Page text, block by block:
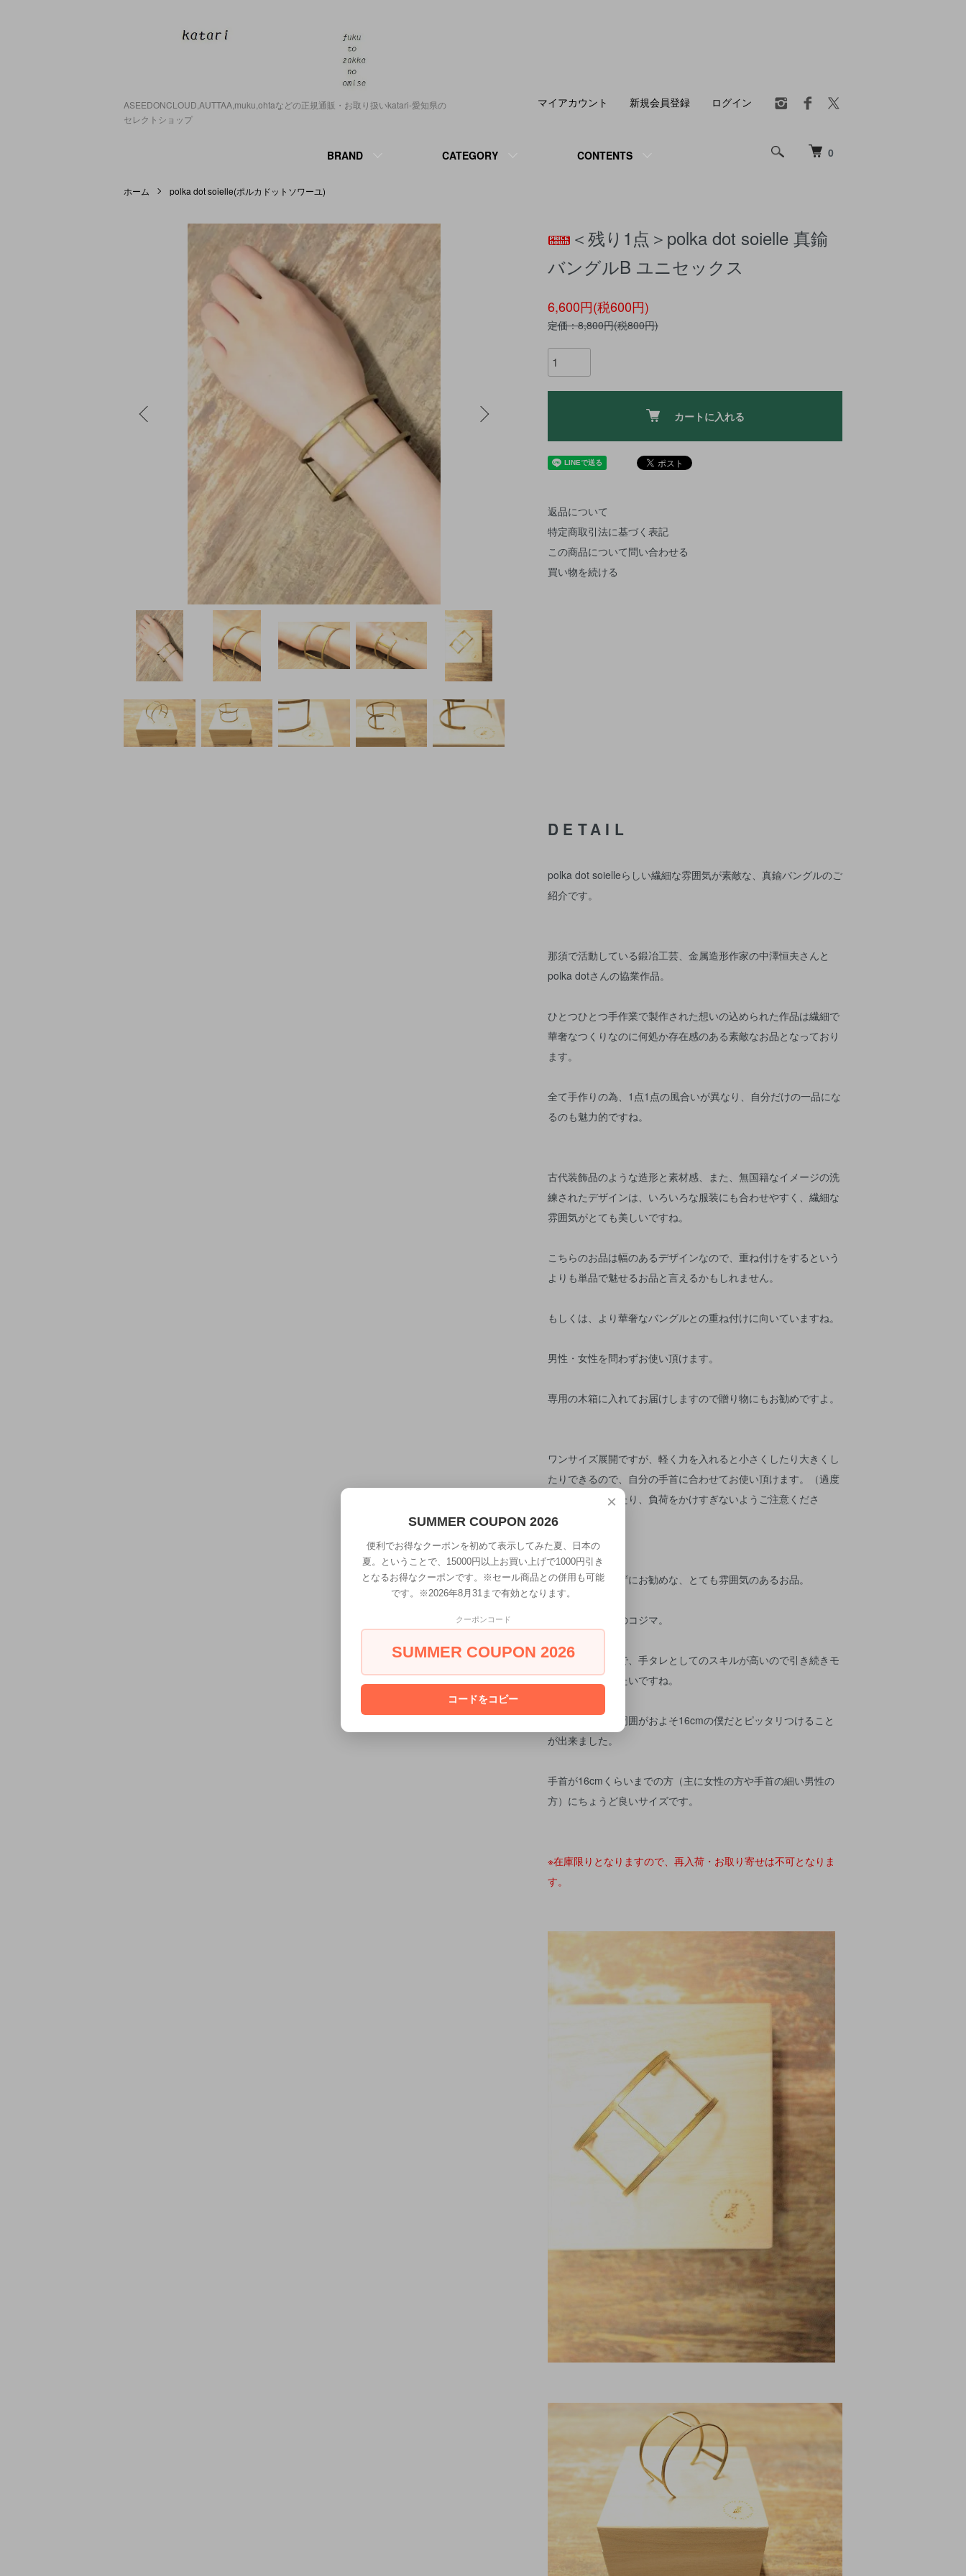
ASEEDONCLOUD,AUTTAA,muku,ohtaなどの正規通販・お取り扱いkatari-愛知県の
セレクトショップ
0
BRAND CATEGORY CONTENTS
マイアカウント 新規会員登録 ログイン
ホーム polka dot soielle(ポルカドットソワーユ)
＜残り1点＞polka dot soielle 真鍮
バングルB ユニセックス
6,600円(税600円)
定価：8,800円(税800円)
カートに入れる
返品について
特定商取引法に基づく表記
この商品について問い合わせる
買い物を続ける
DETAIL
polka dot soielleらしい繊細な雰囲気が素敵な、真鍮バングルのご
紹介です。
那須で活動している鍛冶工芸、金属造形作家の中澤恒夫さんと
polka dotさんの協業作品。
ひとつひとつ手作業で製作された想いの込められた作品は繊細で
華奢なつくりなのに何処か存在感のある素敵なお品となっており
ます。
全て手作りの為、1点1点の風合いが異なり、自分だけの一品にな
るのも魅力的ですね。
古代装飾品のような造形と素材感、また、無国籍なイメージの洗
練されたデザインは、いろいろな服装にも合わせやすく、繊細な
雰囲気がとても美しいですね。
こちらのお品は幅のあるデザインなので、重ね付けをするという
よりも単品で魅せるお品と言えるかもしれません。
もしくは、より華奢なバングルとの重ね付けに向いていますね。
男性・女性を問わずお使い頂けます。
専用の木箱に入れてお届けしますので贈り物にもお勧めですよ。
ワンサイズ展開ですが、軽く力を入れると小さくしたり大きくし
たりできるので、自分の手首に合わせてお使い頂けます。（過度
に力をいれすぎたり、負荷をかけすぎないようご注意くださ
い。）
男性女性を問わずにお勧めな、とても雰囲気のあるお品。
着用画像は友人のコジマ。
とても綺麗な手で、手タレとしてのスキルが高いので引き続きモ
デルをお願いしたいですね。
ちなみに手首の周囲がおよそ16cmの僕だとピッタリつけること
が出来ました。
手首が16cmくらいまでの方（主に女性の方や手首の細い男性の
方）にちょうど良いサイズです。
※在庫限りとなりますので、再入荷・お取り寄せは不可となりま
す。
×
SUMMER COUPON 2026
便利でお得なクーポンを初めて表示してみた夏、日本の
夏。ということで、15000円以上お買い上げで1000円引き
となるお得なクーポンです。※セール商品との併用も可能
です。※2026年8月31まで有効となります。
クーポンコード
SUMMER COUPON 2026
コードをコピー